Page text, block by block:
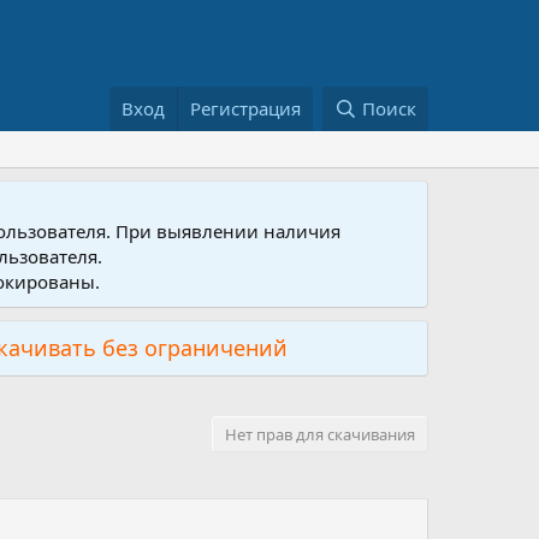
Вход Регистрация Поиск
При выявлении наличия
без ограничений
Нет прав для скачивания